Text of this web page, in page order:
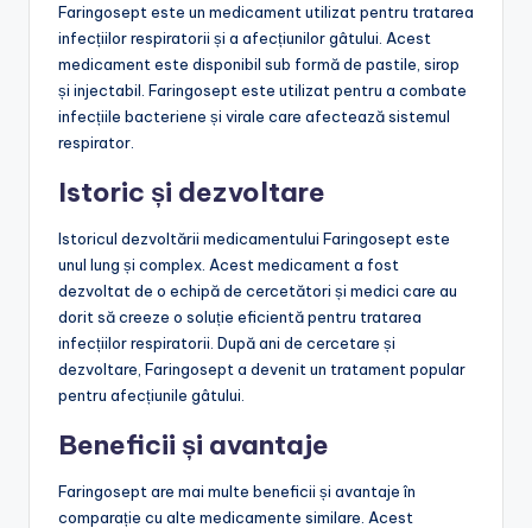
Faringosept este un medicament utilizat pentru tratarea
infecțiilor respiratorii și a afecțiunilor gâtului. Acest
medicament este disponibil sub formă de pastile, sirop
și injectabil. Faringosept este utilizat pentru a combate
infecțiile bacteriene și virale care afectează sistemul
respirator.
Istoric și dezvoltare
Istoricul dezvoltării medicamentului Faringosept este
unul lung și complex. Acest medicament a fost
dezvoltat de o echipă de cercetători și medici care au
dorit să creeze o soluție eficientă pentru tratarea
infecțiilor respiratorii. După ani de cercetare și
dezvoltare, Faringosept a devenit un tratament popular
pentru afecțiunile gâtului.
Beneficii și avantaje
Faringosept are mai multe beneficii și avantaje în
comparație cu alte medicamente similare. Acest